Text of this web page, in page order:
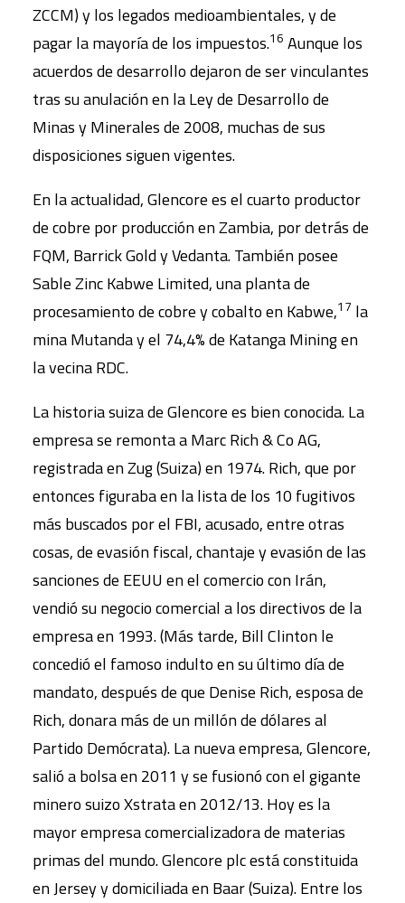
ZCCM) y los legados medioambientales, y de
pagar la mayoría de los impuestos.16 Aunque los
acuerdos de desarrollo dejaron de ser vinculantes
tras su anulación en la Ley de Desarrollo de
Minas y Minerales de 2008, muchas de sus
disposiciones siguen vigentes.
En la actualidad, Glencore es el cuarto productor
de cobre por producción en Zambia, por detrás de
FQM, Barrick Gold y Vedanta. También posee
Sable Zinc Kabwe Limited, una planta de
procesamiento de cobre y cobalto en Kabwe,17 la
mina Mutanda y el 74,4% de Katanga Mining en
la vecina RDC.
La historia suiza de Glencore es bien conocida. La
empresa se remonta a Marc Rich & Co AG,
registrada en Zug (Suiza) en 1974. Rich, que por
entonces figuraba en la lista de los 10 fugitivos
más buscados por el FBI, acusado, entre otras
cosas, de evasión fiscal, chantaje y evasión de las
sanciones de EEUU en el comercio con Irán,
vendió su negocio comercial a los directivos de la
empresa en 1993. (Más tarde, Bill Clinton le
concedió el famoso indulto en su último día de
mandato, después de que Denise Rich, esposa de
Rich, donara más de un millón de dólares al
Partido Demócrata). La nueva empresa, Glencore,
salió a bolsa en 2011 y se fusionó con el gigante
minero suizo Xstrata en 2012/13. Hoy es la
mayor empresa comercializadora de materias
primas del mundo. Glencore plc está constituida
en Jersey y domiciliada en Baar (Suiza). Entre los